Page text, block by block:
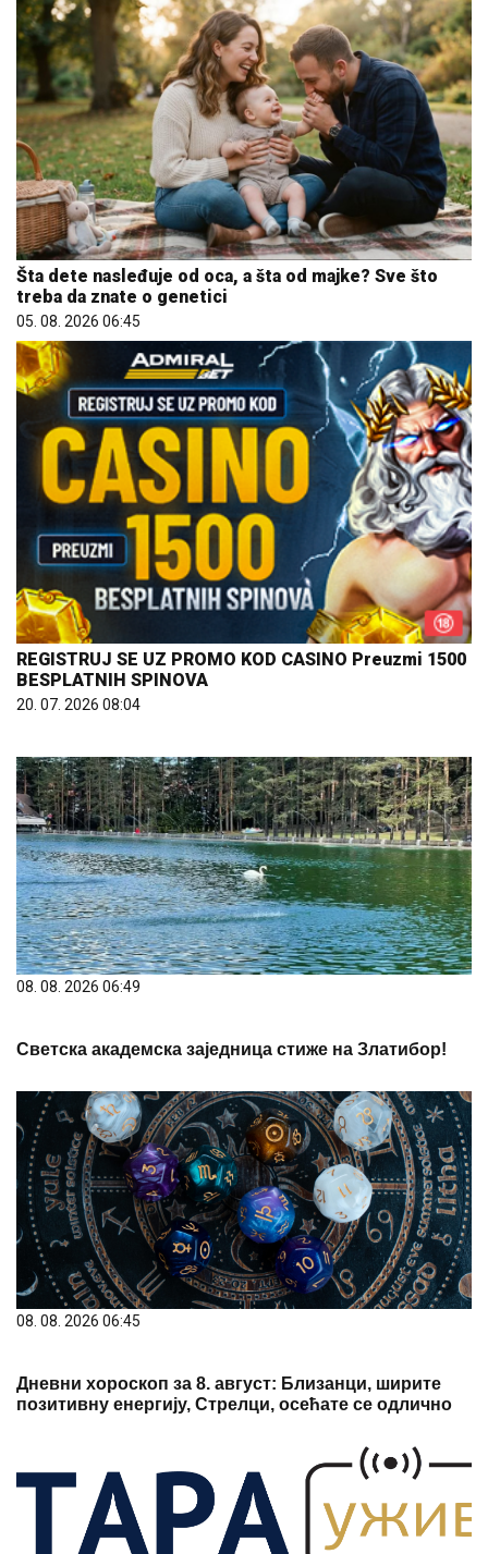
Šta dete nasleđuje od oca, a šta od majke? Sve što
treba da znate o genetici
05. 08. 2026 06:45
REGISTRUJ SE UZ PROMO KOD CASINO Preuzmi 1500
BESPLATNIH SPINOVA
20. 07. 2026 08:04
08. 08. 2026 06:49
Светска академска заједница стиже на Златибор!
08. 08. 2026 06:45
Дневни хороскоп за 8. август: Близанци, ширите
позитивну енергију, Стрелци, осећате се одлично